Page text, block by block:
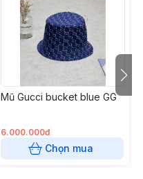
Mũ Gucci bucket blue GG
6.000.000đ
Chọn mua